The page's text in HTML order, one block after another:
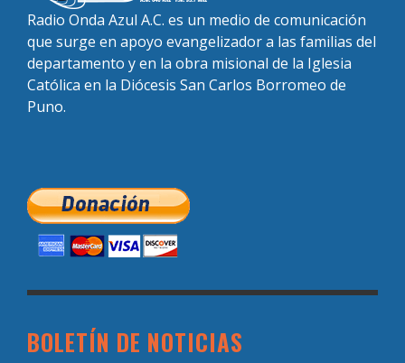
Radio Onda Azul A.C. es un medio de comunicación
que surge en apoyo evangelizador a las familias del
departamento y en la obra misional de la Iglesia
Católica en la Diócesis San Carlos Borromeo de
Puno.
BOLETÍN DE NOTICIAS